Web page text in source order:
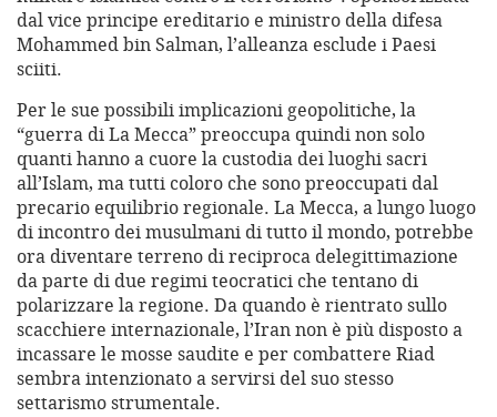
dal vice principe ereditario e ministro della difesa
Mohammed bin Salman, l’alleanza esclude i Paesi
sciiti.
Per le sue possibili implicazioni geopolitiche, la
“guerra di La Mecca” preoccupa quindi non solo
quanti hanno a cuore la custodia dei luoghi sacri
all’Islam, ma tutti coloro che sono preoccupati dal
precario equilibrio regionale. La Mecca, a lungo luogo
di incontro dei musulmani di tutto il mondo, potrebbe
ora diventare terreno di reciproca delegittimazione
da parte di due regimi teocratici che tentano di
polarizzare la regione. Da quando è rientrato sullo
scacchiere internazionale, l’Iran non è più disposto a
incassare le mosse saudite e per combattere Riad
sembra intenzionato a servirsi del suo stesso
settarismo strumentale.